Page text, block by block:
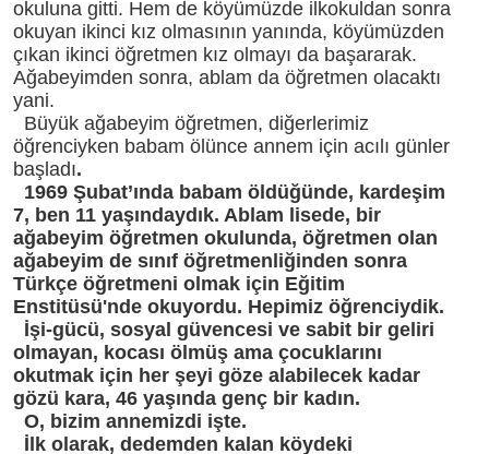
okuluna gitti. Hem de köyümüzde ilkokuldan sonra
okuyan ikinci kız olmasının yanında, köyümüzden
çıkan ikinci öğretmen kız olmayı da başararak.
Ağabeyimden sonra, ablam da öğretmen olacaktı
yani.
Büyük ağabeyim öğretmen, diğerlerimiz
öğrenciyken babam ölünce annem için acılı günler
başladı.
1969 Şubat’ında babam öldüğünde, kardeşim
7, ben 11 yaşındaydık. Ablam lisede, bir
ağabeyim öğretmen okulunda, öğretmen olan
ağabeyim de sınıf öğretmenliğinden sonra
Türkçe öğretmeni olmak için Eğitim
Enstitüsü'nde okuyordu. Hepimiz öğrenciydik.
İşi-gücü, sosyal güvencesi ve sabit bir geliri
olmayan, kocası ölmüş ama çocuklarını
okutmak için her şeyi göze alabilecek kadar
gözü kara, 46 yaşında genç bir kadın.
O, bizim annemizdi işte.
İlk olarak, dedemden kalan köydeki